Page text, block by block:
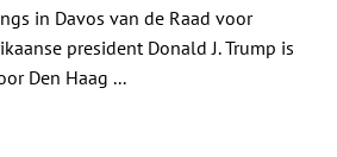
in Davos van de Raad voor
president Donald J. Trump is
Den Haag ...